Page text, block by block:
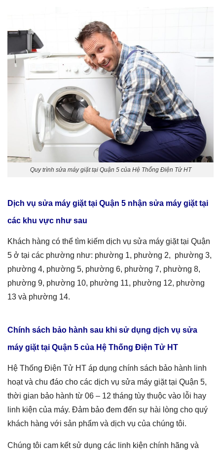
Quy trình sửa máy giặt tại Quận 5 của Hệ Thống Điện Tử HT
Dịch vụ sửa máy giặt tại Quận 5 nhận sửa máy giặt tại
các khu vực như sau
Khách hàng có thể tìm kiếm dịch vụ sửa máy giặt tại Quận
5 ở tại các phường như: phường 1, phường 2, phường 3,
phường 4, phường 5, phường 6, phường 7, phường 8,
phường 9, phường 10, phường 11, phường 12, phường
13 và phường 14.
Chính sách bảo hành sau khi sử dụng dịch vụ sửa
máy giặt tại Quận 5 của Hệ Thống Điện Tử HT
Hệ Thống Điện Tử HT áp dụng chính sách bảo hành linh
hoạt và chu đáo cho các dịch vụ sửa máy giặt tại Quận 5,
thời gian bảo hành từ 06 – 12 tháng tùy thuộc vào lỗi hay
linh kiện của máy. Đảm bảo đem đến sự hài lòng cho quý
khách hàng với sản phẩm và dịch vụ của chúng tôi.
Chúng tôi cam kết sử dụng các linh kiện chính hãng và